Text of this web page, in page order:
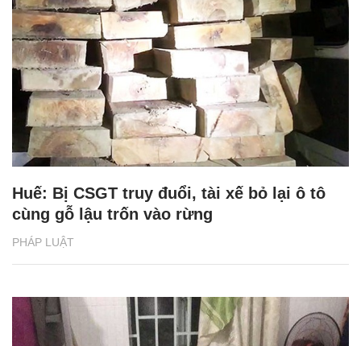
PHÁP LUẬT
Huế: Bị CSGT truy đuổi, tài xế bỏ lại ô tô
cùng gỗ lậu trốn vào rừng